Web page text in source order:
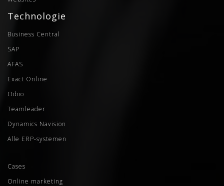
Technologie
Business Central
SAP
AFAS
Exact Online
Odoo
Teamleader
Dynamics Navision
Alle ERP-systemen
Cases
Online marketing